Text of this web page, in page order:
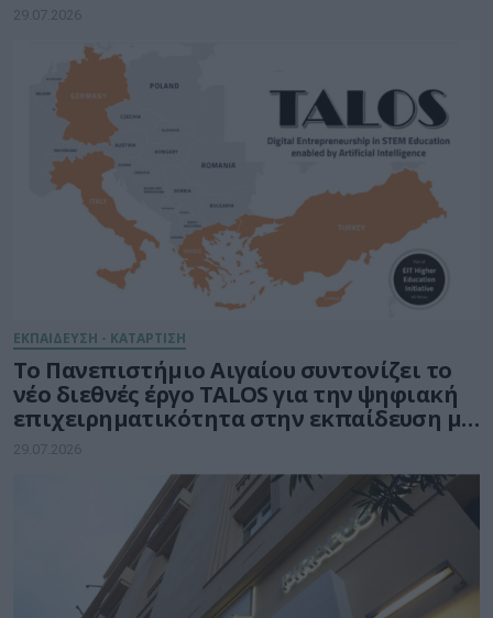
29.07.2026
ΕΚΠΑΙΔΕΥΣΗ - ΚΑΤΑΡΤΙΣΗ
Το Πανεπιστήμιο Αιγαίου συντονίζει το
νέο διεθνές έργο TALOS για την ψηφιακή
επιχειρηματικότητα στην εκπαίδευση με
τη δύναμη της Τεχνητής Νοημοσύνης
29.07.2026